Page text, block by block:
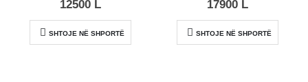
12500 L
SHTOJE NË SHPORTË
17900 L
SHTOJE NË SHPORTË